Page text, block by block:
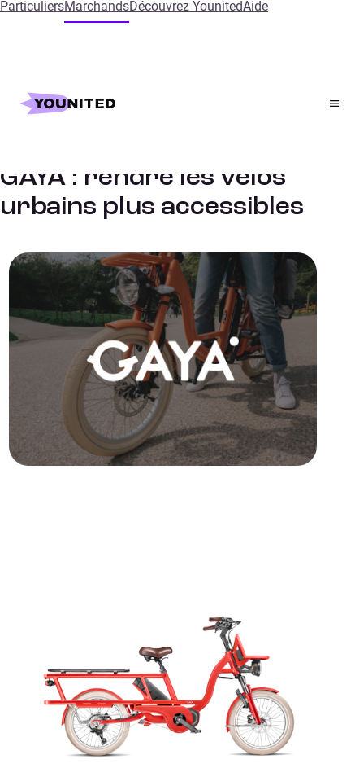
ParticuliersMarchandsDécouvrez YounitedAide
Accueil References
GAYA : rendre les vélos
urbains plus accessibles